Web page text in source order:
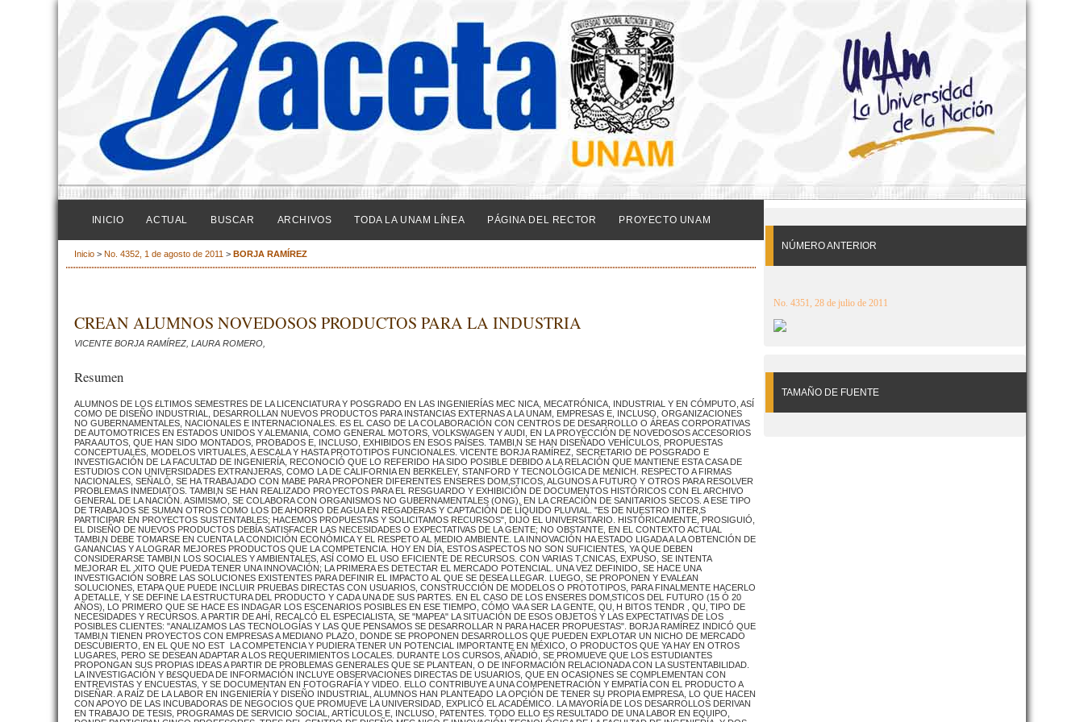
NÚMERO ANTERIOR
No. 4351, 28 de julio de 2011
TAMAÑO DE FUENTE
INICIO ACTUAL BUSCAR ARCHIVOS TODA LA UNAM LÍNEA PÁGINA DEL RECTOR PROYECTO UNAM
Inicio > No. 4352, 1 de agosto de 2011 > BORJA RAMÍREZ
CREAN ALUMNOS NOVEDOSOS PRODUCTOS PARA LA INDUSTRIA
VICENTE BORJA RAMÍREZ, LAURA ROMERO,
Resumen
ALUMNOS DE LOS £LTIMOS SEMESTRES DE LA LICENCIATURA Y POSGRADO EN LAS INGENIERÍAS MEC NICA, MECATRÓNICA, INDUSTRIAL Y EN CÓMPUTO, ASÍ
COMO DE DISEÑO INDUSTRIAL, DESARROLLAN NUEVOS PRODUCTOS PARA INSTANCIAS EXTERNAS A LA UNAM, EMPRESAS E, INCLUSO, ORGANIZACIONES
NO GUBERNAMENTALES, NACIONALES E INTERNACIONALES. ES EL CASO DE LA COLABORACIÓN CON CENTROS DE DESARROLLO O ÁREAS CORPORATIVAS
DE AUTOMOTRICES EN ESTADOS UNIDOS Y ALEMANIA, COMO GENERAL MOTORS, VOLKSWAGEN Y AUDI, EN LA PROYECCIÓN DE NOVEDOSOS ACCESORIOS
PARA AUTOS, QUE HAN SIDO MONTADOS, PROBADOS E, INCLUSO, EXHIBIDOS EN ESOS PAÍSES. TAMBI‚N SE HAN DISEÑADO VEHÍCULOS, PROPUESTAS
CONCEPTUALES, MODELOS VIRTUALES, A ESCALA Y HASTA PROTOTIPOS FUNCIONALES. VICENTE BORJA RAMÍREZ, SECRETARIO DE POSGRADO E
INVESTIGACIÓN DE LA FACULTAD DE INGENIERÍA, RECONOCIÓ QUE LO REFERIDO HA SIDO POSIBLE DEBIDO A LA RELACIÓN QUE MANTIENE ESTA CASA DE
ESTUDIOS CON UNIVERSIDADES EXTRANJERAS, COMO LA DE CALIFORNIA EN BERKELEY, STANFORD Y TECNOLÓGICA DE M£NICH. RESPECTO A FIRMAS
NACIONALES, SEÑALÓ, SE HA TRABAJADO CON MABE PARA PROPONER DIFERENTES ENSERES DOM‚STICOS, ALGUNOS A FUTURO Y OTROS PARA RESOLVER
PROBLEMAS INMEDIATOS. TAMBI‚N SE HAN REALIZADO PROYECTOS PARA EL RESGUARDO Y EXHIBICIÓN DE DOCUMENTOS HISTÓRICOS CON EL ARCHIVO
GENERAL DE LA NACIÓN. ASIMISMO, SE COLABORA CON ORGANISMOS NO GUBERNAMENTALES (ONG), EN LA CREACIÓN DE SANITARIOS SECOS. A ESE TIPO
DE TRABAJOS SE SUMAN OTROS COMO LOS DE AHORRO DE AGUA EN REGADERAS Y CAPTACIÓN DE LÍQUIDO PLUVIAL. "ES DE NUESTRO INTER‚S
PARTICIPAR EN PROYECTOS SUSTENTABLES; HACEMOS PROPUESTAS Y SOLICITAMOS RECURSOS", DIJO EL UNIVERSITARIO. HISTÓRICAMENTE, PROSIGUIÓ,
EL DISEÑO DE NUEVOS PRODUCTOS DEBÍA SATISFACER LAS NECESIDADES O EXPECTATIVAS DE LA GENTE; NO OBSTANTE, EN EL CONTEXTO ACTUAL
TAMBI‚N DEBE TOMARSE EN CUENTA LA CONDICIÓN ECONÓMICA Y EL RESPETO AL MEDIO AMBIENTE. LA INNOVACIÓN HA ESTADO LIGADA A LA OBTENCIÓN DE
GANANCIAS Y A LOGRAR MEJORES PRODUCTOS QUE LA COMPETENCIA. HOY EN DÍA, ESTOS ASPECTOS NO SON SUFICIENTES, YA QUE DEBEN
CONSIDERARSE TAMBI‚N LOS SOCIALES Y AMBIENTALES, ASÍ COMO EL USO EFICIENTE DE RECURSOS. CON VARIAS T‚CNICAS, EXPUSO, SE INTENTA
MEJORAR EL ‚XITO QUE PUEDA TENER UNA INNOVACIÓN; LA PRIMERA ES DETECTAR EL MERCADO POTENCIAL. UNA VEZ DEFINIDO, SE HACE UNA
INVESTIGACIÓN SOBRE LAS SOLUCIONES EXISTENTES PARA DEFINIR EL IMPACTO AL QUE SE DESEA LLEGAR. LUEGO, SE PROPONEN Y EVAL£AN
SOLUCIONES, ETAPA QUE PUEDE INCLUIR PRUEBAS DIRECTAS CON USUARIOS, CONSTRUCCIÓN DE MODELOS O PROTOTIPOS, PARA FINALMENTE HACERLO
A DETALLE, Y SE DEFINE LA ESTRUCTURA DEL PRODUCTO Y CADA UNA DE SUS PARTES. EN EL CASO DE LOS ENSERES DOM‚STICOS DEL FUTURO (15 Ó 20
AÑOS), LO PRIMERO QUE SE HACE ES INDAGAR LOS ESCENARIOS POSIBLES EN ESE TIEMPO, CÓMO VA A SER LA GENTE, QU‚ H BITOS TENDR , QU‚ TIPO DE
NECESIDADES Y RECURSOS. A PARTIR DE AHÍ, RECALCÓ EL ESPECIALISTA, SE "MAPEA" LA SITUACIÓN DE ESOS OBJETOS Y LAS EXPECTATIVAS DE LOS
POSIBLES CLIENTES: "ANALIZAMOS LAS TECNOLOGÍAS Y LAS QUE PENSAMOS SE DESARROLLAR N PARA HACER PROPUESTAS". BORJA RAMÍREZ INDICÓ QUE
TAMBI‚N TIENEN PROYECTOS CON EMPRESAS A MEDIANO PLAZO, DONDE SE PROPONEN DESARROLLOS QUE PUEDEN EXPLOTAR UN NICHO DE MERCADO
DESCUBIERTO, EN EL QUE NO EST LA COMPETENCIA Y PUDIERA TENER UN POTENCIAL IMPORTANTE EN MÉXICO, O PRODUCTOS QUE YA HAY EN OTROS
LUGARES, PERO SE DESEAN ADAPTAR A LOS REQUERIMIENTOS LOCALES. DURANTE LOS CURSOS, AÑADIÓ, SE PROMUEVE QUE LOS ESTUDIANTES
PROPONGAN SUS PROPIAS IDEAS A PARTIR DE PROBLEMAS GENERALES QUE SE PLANTEAN, O DE INFORMACIÓN RELACIONADA CON LA SUSTENTABILIDAD.
LA INVESTIGACIÓN Y B£SQUEDA DE INFORMACIÓN INCLUYE OBSERVACIONES DIRECTAS DE USUARIOS, QUE EN OCASIONES SE COMPLEMENTAN CON
ENTREVISTAS Y ENCUESTAS, Y SE DOCUMENTAN EN FOTOGRAFÍA Y VIDEO. ELLO CONTRIBUYE A UNA COMPENETRACIÓN Y EMPATÍA CON EL PRODUCTO A
DISEÑAR. A RAÍZ DE LA LABOR EN INGENIERÍA Y DISEÑO INDUSTRIAL, ALUMNOS HAN PLANTEADO LA OPCIÓN DE TENER SU PROPIA EMPRESA, LO QUE HACEN
CON APOYO DE LAS INCUBADORAS DE NEGOCIOS QUE PROMUEVE LA UNIVERSIDAD, EXPLICÓ EL ACADÉMICO. LA MAYORÍA DE LOS DESARROLLOS DERIVAN
EN TRABAJO DE TESIS, PROGRAMAS DE SERVICIO SOCIAL, ARTÍCULOS E, INCLUSO, PATENTES. TODO ELLO ES RESULTADO DE UNA LABOR EN EQUIPO,